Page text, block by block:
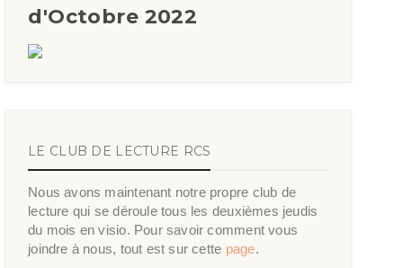
d'Octobre 2022
LE CLUB DE LECTURE RCS
Nous avons maintenant notre propre club de
lecture qui se déroule tous les deuxièmes jeudis
du mois en visio. Pour savoir comment vous
joindre à nous, tout est sur cette page.